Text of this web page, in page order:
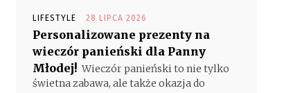
LIFESTYLE 28 LIPCA 2026
Personalizowane prezenty na
wieczór panieński dla Panny
Młodej! Wieczór panieński to nie tylko
świetna zabawa, ale także okazja do